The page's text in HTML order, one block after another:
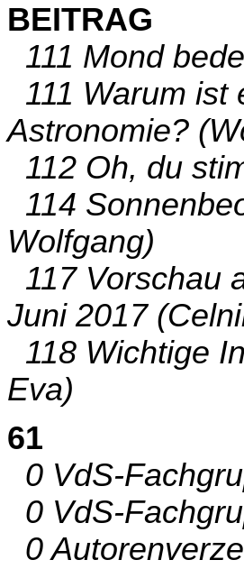
BEITRAG
111 Mond
111 Warum ist
Astronomie?
112 Oh, du
114
Wolfgang)
117 Vorschau
Juni 2017
118 Wichtige
Eva)
61
0 VdS-
0 VdS-
0